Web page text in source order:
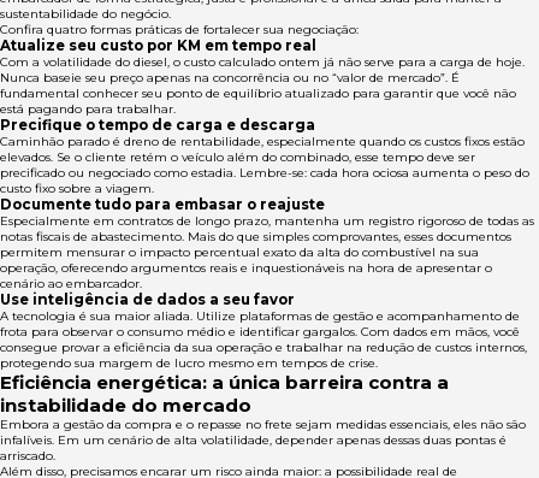
sustentabilidade do negócio.
Confira quatro formas práticas de fortalecer sua negociação:
Atualize seu custo por KM em tempo real
Com a volatilidade do diesel, o custo calculado ontem já não serve para a carga de hoje.
Nunca baseie seu preço apenas na concorrência ou no “valor de mercado”. É
fundamental conhecer seu ponto de equilíbrio atualizado para garantir que você não
está pagando para trabalhar.
Precifique o tempo de carga e descarga
Caminhão parado é dreno de rentabilidade, especialmente quando os custos fixos estão
elevados. Se o cliente retém o veículo além do combinado, esse tempo deve ser
precificado ou negociado como estadia. Lembre-se: cada hora ociosa aumenta o peso do
custo fixo sobre a viagem.
Documente tudo para embasar o reajuste
Especialmente em contratos de longo prazo, mantenha um registro rigoroso de todas as
notas fiscais de abastecimento. Mais do que simples comprovantes, esses documentos
permitem mensurar o impacto percentual exato da alta do combustível na sua
operação, oferecendo argumentos reais e inquestionáveis na hora de apresentar o
cenário ao embarcador.
Use inteligência de dados a seu favor
A tecnologia é sua maior aliada. Utilize plataformas de gestão e acompanhamento de
frota para observar o consumo médio e identificar gargalos. Com dados em mãos, você
consegue provar a eficiência da sua operação e trabalhar na redução de custos internos,
protegendo sua margem de lucro mesmo em tempos de crise.
Eficiência energética: a única barreira contra a
instabilidade do mercado
Embora a gestão da compra e o repasse no frete sejam medidas essenciais, eles não são
infalíveis. Em um cenário de alta volatilidade, depender apenas dessas duas pontas é
arriscado.
Além disso, precisamos encarar um risco ainda maior: a possibilidade real de